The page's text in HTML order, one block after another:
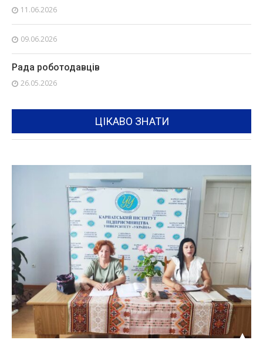
11.06.2026
09.06.2026
Рада роботодавців
26.05.2026
ЦІКАВО ЗНАТИ